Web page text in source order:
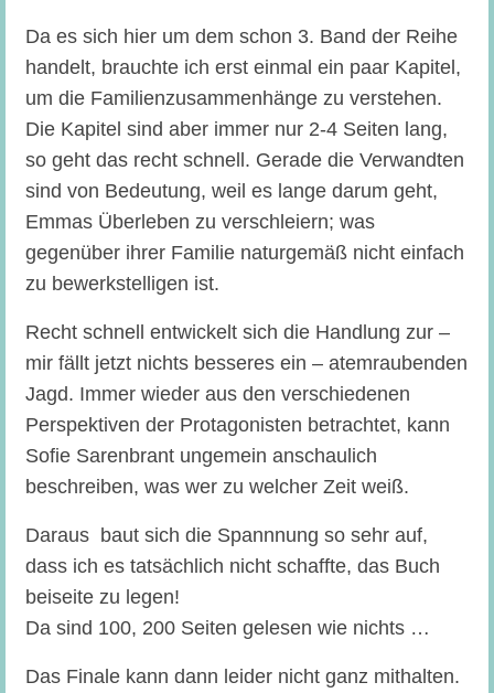
Da es sich hier um dem schon 3. Band der Reihe
handelt, brauchte ich erst einmal ein paar Kapitel,
um die Familienzusammenhänge zu verstehen.
Die Kapitel sind aber immer nur 2-4 Seiten lang,
so geht das recht schnell. Gerade die Verwandten
sind von Bedeutung, weil es lange darum geht,
Emmas Überleben zu verschleiern; was
gegenüber ihrer Familie naturgemäß nicht einfach
zu bewerkstelligen ist.
Recht schnell entwickelt sich die Handlung zur –
mir fällt jetzt nichts besseres ein – atemraubenden
Jagd. Immer wieder aus den verschiedenen
Perspektiven der Protagonisten betrachtet, kann
Sofie Sarenbrant ungemein anschaulich
beschreiben, was wer zu welcher Zeit weiß.
Daraus baut sich die Spannnung so sehr auf,
dass ich es tatsächlich nicht schaffte, das Buch
beiseite zu legen!
Da sind 100, 200 Seiten gelesen wie nichts …
Das Finale kann dann leider nicht ganz mithalten.